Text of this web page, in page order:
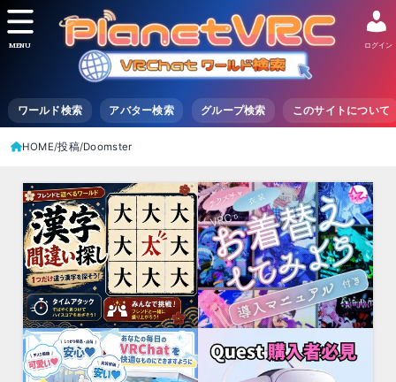
ワールド検索 アバター検索 グループ検索 このサイトについて
ログイン
MENU
HOME 投稿 Doomster